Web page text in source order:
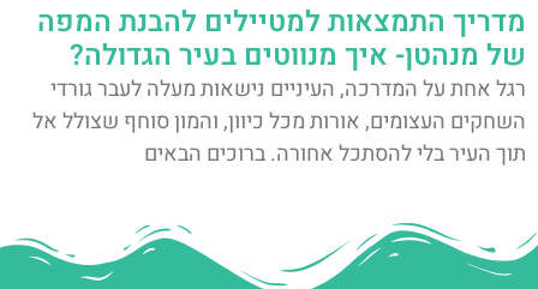
מדריך התמצאות למטיילים להבנת המפה
של מנהטן- איך מנווטים בעיר הגדולה?
רגל אחת על המדרכה, העיניים נישאות מעלה לעבר גורדי
השחקים העצומים, אורות מכל כיוון, והמון סוחף שצולל אל
תוך העיר בלי להסתכל אחורה. ברוכים הבאים